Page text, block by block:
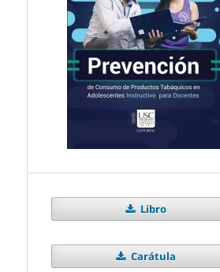
Libro
Carátula